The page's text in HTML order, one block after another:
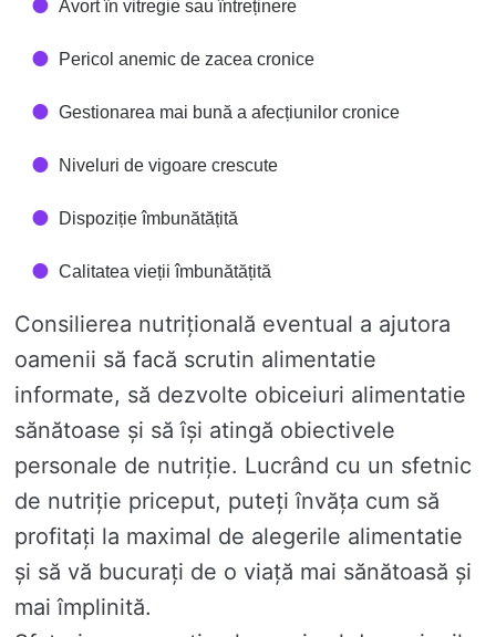
Avort în vitregie sau întreținere
Pericol anemic de zacea cronice
Gestionarea mai bună a afecțiunilor cronice
Niveluri de vigoare crescute
Dispoziție îmbunătățită
Calitatea vieții îmbunătățită
Consilierea nutrițională eventual a ajutora
oamenii să facă scrutin alimentatie
informate, să dezvolte obiceiuri alimentatie
sănătoase și să își atingă obiectivele
personale de nutriție. Lucrând cu un sfetnic
de nutriție priceput, puteți învăța cum să
profitați la maximal de alegerile alimentatie
și să vă bucurați de o viață mai sănătoasă și
mai împlinită.